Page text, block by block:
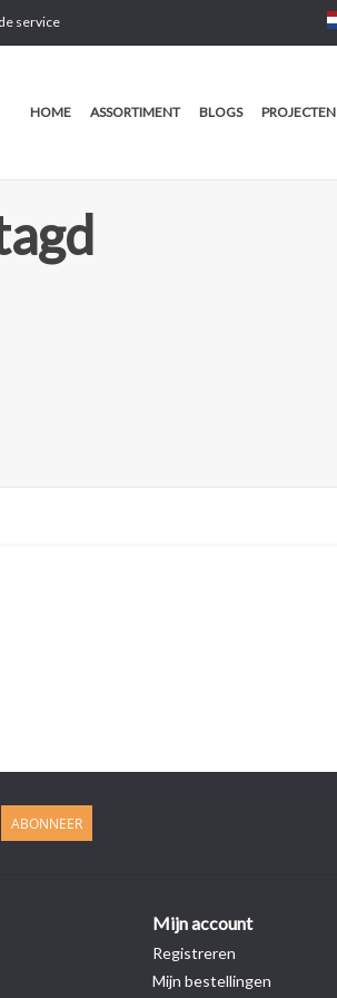
service
HOME ASSORTIMENT BLOGS PROJECTEN
ABONNEER
Mijn account
Registreren
Mijn bestellingen